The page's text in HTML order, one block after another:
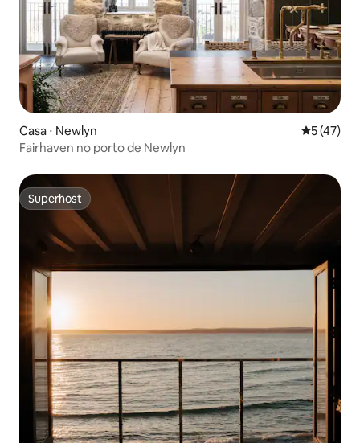
Casa ⋅ Newlyn 5 de uma
5 (47)
Fairhaven no porto de Newlyn
Superhost
Superhost